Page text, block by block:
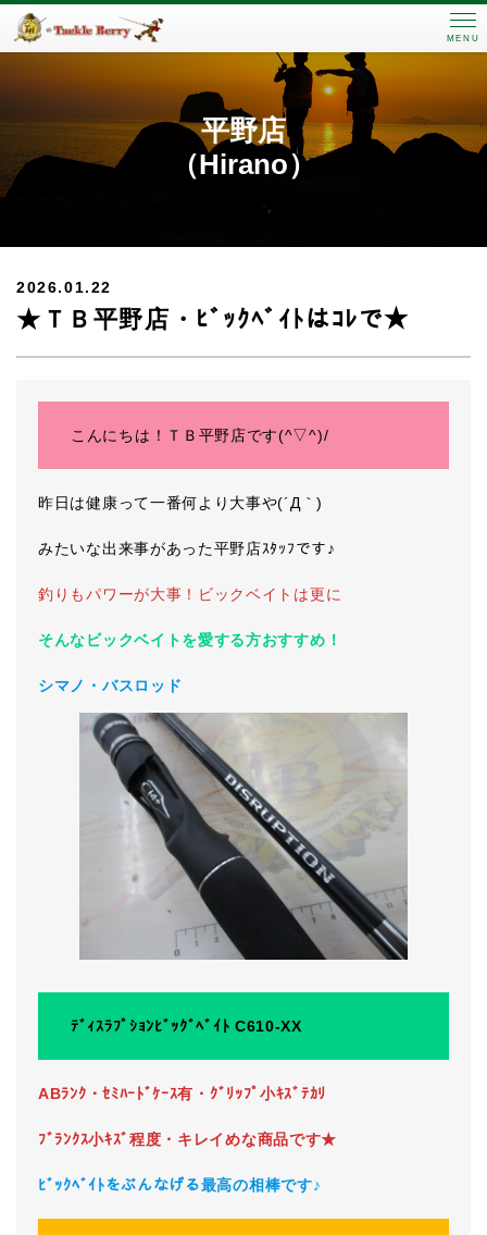
MENU
平野店
（Hirano）
2026.01.22
★ＴＢ平野店・ﾋﾞｯｸﾍﾞｲﾄはｺﾚで★
こんにちは！ＴＢ平野店です(^▽^)/
昨日は健康って一番何より大事や(´Д｀)
みたいな出来事があった平野店ｽﾀｯﾌです♪
釣りもパワーが大事！ビックベイトは更に
そんなビックベイトを愛する方おすすめ！
シマノ・バスロッド
ﾃﾞｨｽﾗﾌﾟｼｮﾝﾋﾞｯｸﾞﾍﾞｲﾄ C610-XX
ABﾗﾝｸ・ｾﾐﾊｰﾄﾞｹｰｽ有・ｸﾞﾘｯﾌﾟ小ｷｽﾞﾃｶﾘ
ﾌﾞﾗﾝｸｽ小ｷｽﾞ程度・キレイめな商品です★
ﾋﾞｯｸﾍﾞｲﾄをぶんなげる最高の相棒です♪